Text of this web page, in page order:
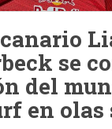
se
del
en olas